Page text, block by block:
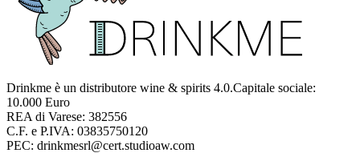
Drinkme è un distributore wine & spirits 4.0.Capitale sociale:
10.000 Euro
REA di Varese: 382556
C.F. e P.IVA: 03835750120
PEC: drinkmesrl@cert.studioaw.com